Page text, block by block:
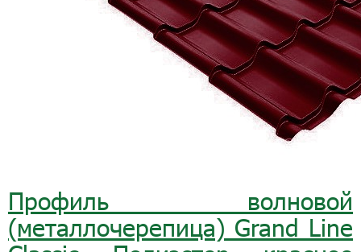
Профиль волновой
(металлочерепица) Grand Line